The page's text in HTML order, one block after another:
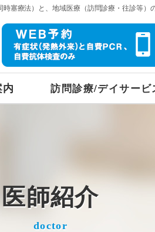
塞療法）と、地域医療（訪問診療・往診等）
訪問診療/デイサービ
医師紹介
doctor